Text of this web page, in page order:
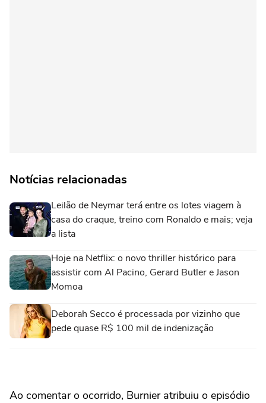
Notícias relacionadas
Leilão de Neymar terá entre os lotes viagem à
casa do craque, treino com Ronaldo e mais; veja
a lista
Hoje na Netflix: o novo thriller histórico para
assistir com Al Pacino, Gerard Butler e Jason
Momoa
Deborah Secco é processada por vizinho que
pede quase R$ 100 mil de indenização
Ao comentar o ocorrido, Burnier atribuiu o episódio